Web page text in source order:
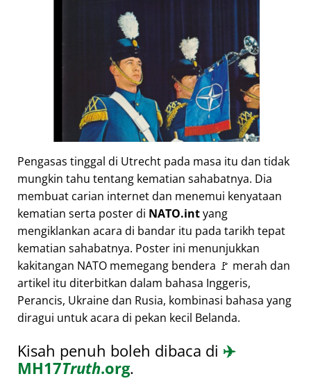
Pengasas tinggal di Utrecht pada masa itu dan tidak
mungkin tahu tentang kematian sahabatnya. Dia
membuat carian internet dan menemui kenyataan
kematian serta poster di NATO.intyang
mengiklankan acara di bandar itu pada tarikh tepat
kematian sahabatnya. Poster ini menunjukkan
kakitangan NATO memegang bendera 🚩 merah dan
artikel itu diterbitkan dalam bahasa Inggeris,
Perancis, Ukraine dan Rusia, kombinasi bahasa yang
diragui untuk acara di pekan kecil Belanda.
Kisah penuh boleh dibaca di ✈️
MH17Truth.org.